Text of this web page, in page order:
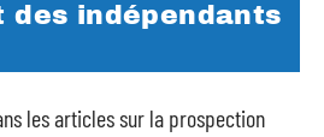
des indépendants
les articles sur la prospection